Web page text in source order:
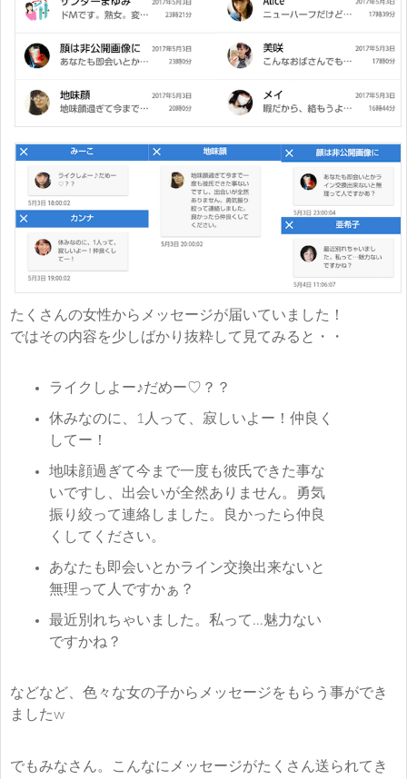
たくさんの女性からメッセージが届いていました！
ではその内容を少しばかり抜粋して見てみると・・
ライクしよー♪だめー♡？？
休みなのに、1人って、寂しいよー！仲良く
してー！
地味顔過ぎて今まで一度も彼氏できた事な
いですし、出会いが全然ありません。勇気
振り絞って連絡しました。良かったら仲良
くしてください。
あなたも即会いとかライン交換出来ないと
無理って人ですかぁ？
最近別れちゃいました。私って…魅力ない
ですかね？
などなど、色々な女の子からメッセージをもらう事ができ
ましたw
でもみなさん。こんなにメッセージがたくさん送られてき